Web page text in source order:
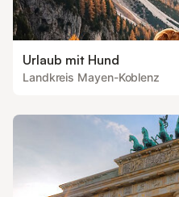
Urlaub mit Hund
Landkreis Mayen-Koblenz